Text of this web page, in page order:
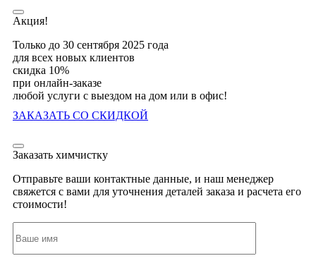
Акция!
Только до 30 сентября 2025 года
для всех новых клиентов
скидка 10%
при онлайн-заказе
любой услуги с выездом на дом или в офис!
ЗАКАЗАТЬ СО СКИДКОЙ
Заказать химчистку
Отправьте ваши контактные данные, и наш менеджер
свяжется с вами для уточнения деталей заказа и расчета его
стоимости!